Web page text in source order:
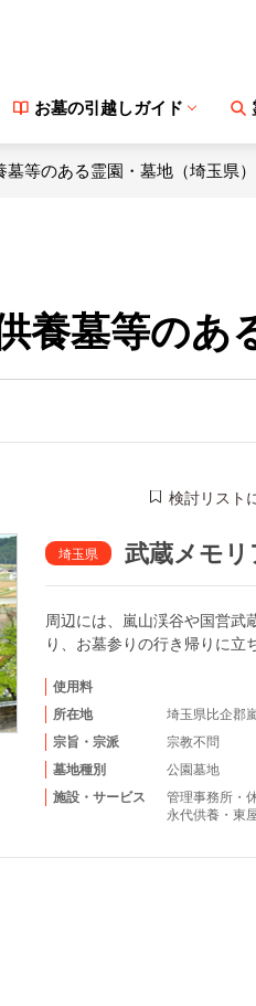
お墓の引越しガイド
等のある霊園・墓地（埼玉県）
養墓等のあ
検討リスト
埼玉県 武蔵メモリ
周辺には、嵐山渓谷や国営武
り、お墓参りの行き帰りに立
使用料
所在地
埼玉県比企郡
宗旨・宗派
宗教不問
墓地種別
公園墓地
施設・サービス
管理事務所 ・
永代供養 ・東